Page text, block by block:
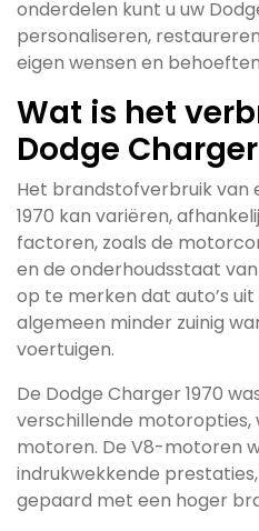
onderdelen kunt u uw
personaliseren,
eigen wensen en
Wat is het
Dodge Charger
Het brandstofverbruik van
1970 kan variëren,
factoren, zoals de
en de onderhoudsstaat
op te merken dat auto’s
algemeen minder zuinig
voertuigen.
De Dodge Charger 1970
verschillende
motoren. De V8-motoren
indrukwekkende
gepaard met een hoger